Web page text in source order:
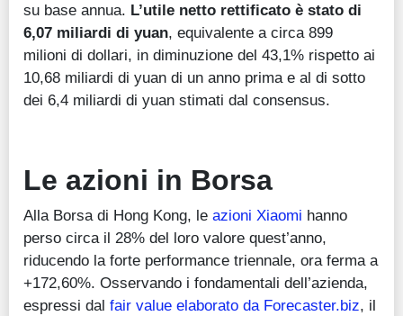
su base annua. L’utile netto rettificato è stato di
6,07 miliardi di yuan, equivalente a circa 899
milioni di dollari, in diminuzione del 43,1% rispetto ai
10,68 miliardi di yuan di un anno prima e al di sotto
dei 6,4 miliardi di yuan stimati dal consensus.
Le azioni in Borsa
Alla Borsa di Hong Kong, le azioni Xiaomi hanno
perso circa il 28% del loro valore quest’anno,
riducendo la forte performance triennale, ora ferma a
+172,60%. Osservando i fondamentali dell’azienda,
espressi dal fair value elaborato da Forecaster.biz, il